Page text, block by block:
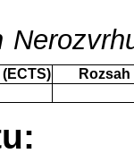
Rozsah